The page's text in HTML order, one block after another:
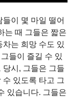
이 몇 마일 떨어
는 때 그들은 짧은
는 희망 수도 있
들이 즐길 수 있
당시, 그들은 그들
있도록 타고 그
있습니다. 그들은